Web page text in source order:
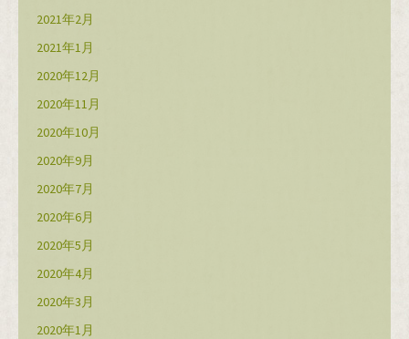
2021年2月
2021年1月
2020年12月
2020年11月
2020年10月
2020年9月
2020年7月
2020年6月
2020年5月
2020年4月
2020年3月
2020年1月